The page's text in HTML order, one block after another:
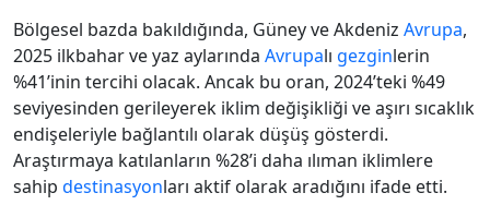
Bölgesel bazda bakıldığında, Güney ve Akdeniz Avrupa,
2025 ilkbahar ve yaz aylarında Avrupalı gezginlerin
%41’inin tercihi olacak. Ancak bu oran, 2024’teki %49
seviyesinden gerileyerek iklim değişikliği ve aşırı sıcaklık
endişeleriyle bağlantılı olarak düşüş gösterdi.
Araştırmaya katılanların %28’i daha ılıman iklimlere
sahip destinasyonları aktif olarak aradığını ifade etti.